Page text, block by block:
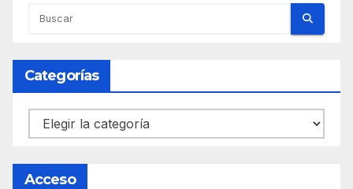
Categorías
Categorías
Acceso